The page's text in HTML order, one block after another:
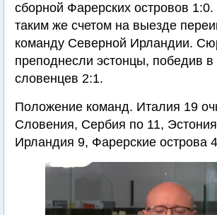
сборной Фарерских островов
таким же счетом на выезде
команду Северной Ирландии.
преподнесли эстонцы, победив в
словенцев 2:1.
Положение команд. Италия 19
Словения, Сербия по 11,
Ирландия 9, Фарерские острова 4